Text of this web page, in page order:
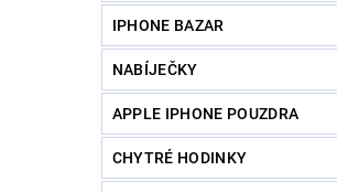
IPHONE BAZAR
NABÍJEČKY
APPLE IPHONE POUZDRA
CHYTRÉ HODINKY